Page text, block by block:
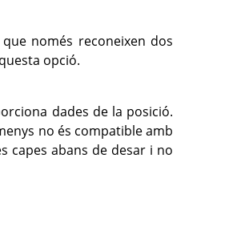
només reconeixen dos
opció.
dades de la posició.
no és compatible amb
capes abans de desar i no